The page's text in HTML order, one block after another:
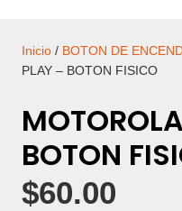
Inicio / BOTON DE
PLAY – BOTON FISICO
BOTON
$60.00